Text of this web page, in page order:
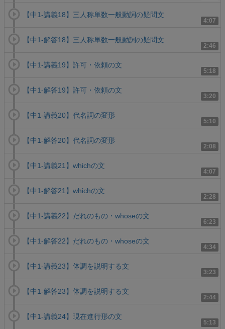
4:07
【中1-講義18】三人称単数一般動詞の疑問文
2:46
【中1-解答18】三人称単数一般動詞の疑問文
5:18
【中1-講義19】許可・依頼の文
3:20
【中1-解答19】許可・依頼の文
5:10
【中1-講義20】代名詞の変形
2:08
【中1-解答20】代名詞の変形
4:07
【中1-講義21】whichの文
2:28
【中1-解答21】whichの文
6:23
【中1-講義22】だれのもの・whoseの文
4:34
【中1-解答22】だれのもの・whoseの文
3:23
【中1-講義23】体調を説明する文
2:44
【中1-解答23】体調を説明する文
5:13
【中1-講義24】現在進行形の文